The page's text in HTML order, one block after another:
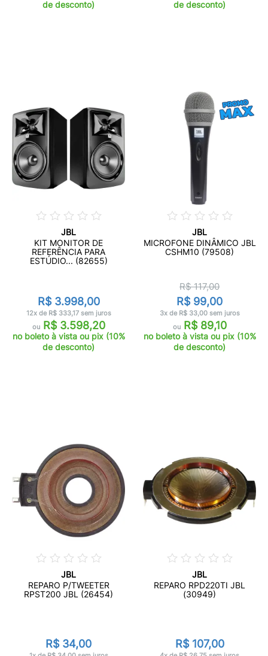
de desconto) de desconto)
JBL
KIT MONITOR DE
REFERÊNCIA PARA
ESTÚDIO... (82655)
R$ 3.998,00
12x de R$ 333,17 sem juros
ouR$ 3.598,20
no boleto à vista ou pix (10%
de desconto)
JBL
MICROFONE DINÂMICO JBL
CSHM10 (79508)
R$ 117,00
R$ 99,00
3x de R$ 33,00 sem juros
ouR$ 89,10
no boleto à vista ou pix (10%
de desconto)
JBL
REPARO P/TWEETER
RPST200 JBL (26454)
R$ 34,00
JBL
REPARO RPD220TI JBL
(30949)
R$ 107,00